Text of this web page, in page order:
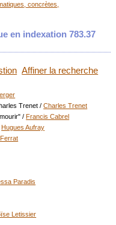
concrètes,
en indexation 783.37
Affiner la recherche
Trenet /Charles Trenet
/Francis Cabrel
Hugues Aufray
Paradis
Letissier